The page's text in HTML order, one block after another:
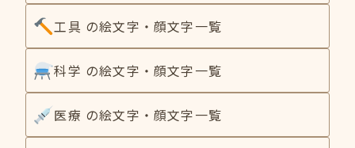
工具 の絵文字・顔文字一覧
科学 の絵文字・顔文字一覧
医療 の絵文字・顔文字一覧